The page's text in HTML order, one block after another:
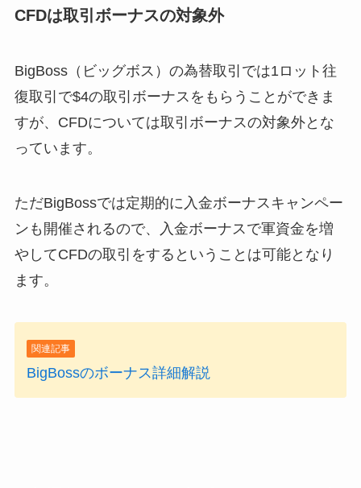
CFDは取引ボーナスの対象外
BigBoss（ビッグボス）の為替取引では1ロット往
復取引で$4の取引ボーナスをもらうことができま
すが、 CFDについては取引ボーナスの対象外とな
っています。
ただBigBossでは定期的に入金ボーナスキャンペー
ンも開催されるので、入金ボーナスで軍資金を増
やしてCFDの取引をするということは可能となり
ます。
関連記事
BigBossのボーナス詳細解説